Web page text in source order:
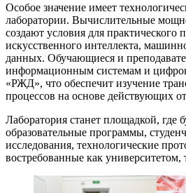
Особое значение имеет
лаборатории. Вычислительные
создают условия для практического
искусственного интеллекта,
данных. Обучающиеся и
информационным системам и
«РЖД», что обеспечит изучение
процессов на основе действующих
Лаборатория станет площадкой, где
образовательные программы,
исследования, технологические
востребованные как университетом,